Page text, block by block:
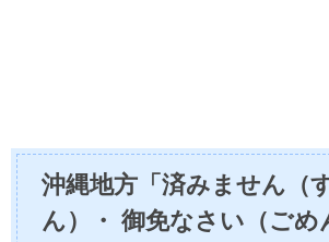
沖縄地方「済みません（
ん）・ 御免なさい（ごめ